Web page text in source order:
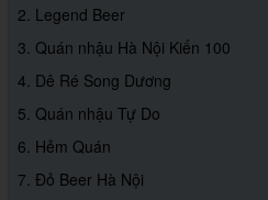
2. Legend Beer
3. Quán nhậu Hà Nội Kiến 100
4. Dê Ré Song Dương
5. Quán nhậu Tự Do
6. Hẻm Quán
7. Đỏ Beer Hà Nội